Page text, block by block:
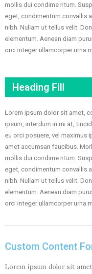
mollis dui condime ntum.
eget, condimentum convallis
nibh. Nullam ut tellus velit.
elementum. Aenean diam
orci integer ullamcorper urna
Heading Fill
Lorem ipsum dolor sit amet,
ipsum, interdum in mi at,
eu orci posuere, vel maximus
amet accumsan faucibus.
mollis dui condime ntum.
eget, condimentum convallis
nibh. Nullam ut tellus velit.
elementum. Aenean diam
orci integer ullamcorper urna
Custom Content
Lorem ipsum dolor sit